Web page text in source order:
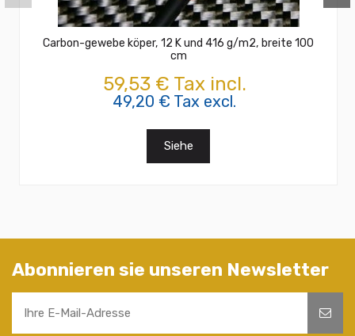
Carbon-gewebe köper, 12 K und 416 g/m2, breite 100
cm
59,53 € Tax incl.
49,20 € Tax excl.
Siehe
Abonnieren sie unseren Newsletter